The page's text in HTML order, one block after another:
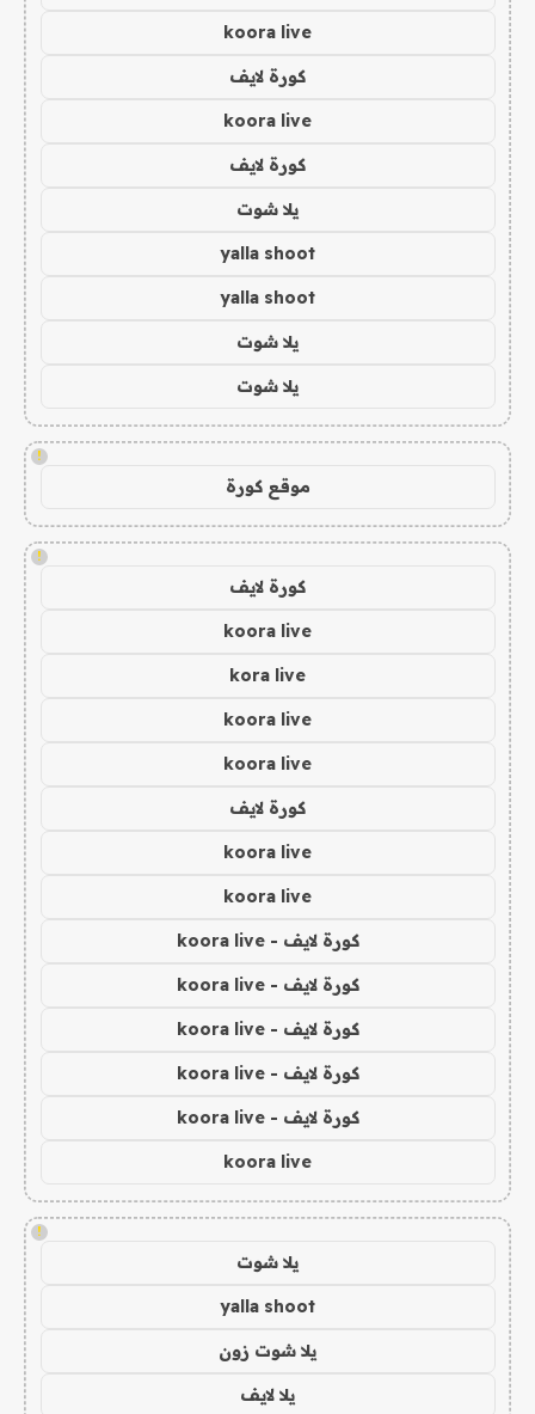
koora live
كورة لايف
koora live
كورة لايف
يلا شوت
yalla shoot
yalla shoot
يلا شوت
يلا شوت
!
موقع كورة
!
كورة لايف
koora live
kora live
koora live
koora live
كورة لايف
koora live
koora live
كورة لايف - koora live
كورة لايف - koora live
كورة لايف - koora live
كورة لايف - koora live
كورة لايف - koora live
koora live
!
يلا شوت
yalla shoot
يلا شوت زون
يلا لايف